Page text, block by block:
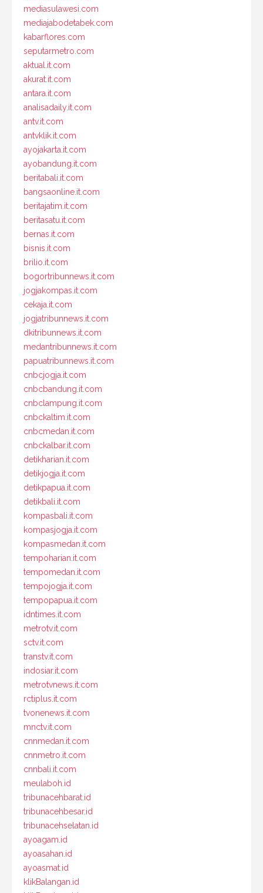
mediasulawesi.com
mediajabodetabek.com
kabarflores.com
seputarmetro.com
aktual.it.com
akurat.it.com
antara.it.com
analisadaily.it.com
antv.it.com
antvklik.it.com
ayojakarta.it.com
ayobandung.it.com
beritabali.it.com
bangsaonline.it.com
beritajatim.it.com
beritasatu.it.com
bernas.it.com
bisnis.it.com
brilio.it.com
bogortribunnews.it.com
jogjakompas.it.com
cekaja.it.com
jogjatribunnews.it.com
dkitribunnews.it.com
medantribunnews.it.com
papuatribunnews.it.com
cnbcjogja.it.com
cnbcbandung.it.com
cnbclampung.it.com
cnbckaltim.it.com
cnbcmedan.it.com
cnbckalbar.it.com
detikharian.it.com
detikjogja.it.com
detikpapua.it.com
detikbali.it.com
kompasbali.it.com
kompasjogja.it.com
kompasmedan.it.com
tempoharian.it.com
tempomedan.it.com
tempojogja.it.com
tempopapua.it.com
idntimes.it.com
metrotv.it.com
sctv.it.com
transtv.it.com
indosiar.it.com
metrotvnews.it.com
rctiplus.it.com
tvonenews.it.com
mnctv.it.com
cnnmedan.it.com
cnnmetro.it.com
cnnbali.it.com
meulaboh.id
tribunacehbarat.id
tribunacehbesar.id
tribunacehselatan.id
ayoagam.id
ayoasahan.id
ayoasmat.id
klikBalangan.id